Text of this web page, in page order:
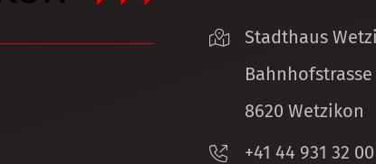
Stadthaus
Bahnhofstrasse
8620 Wetzikon
+41 44 931 32 00